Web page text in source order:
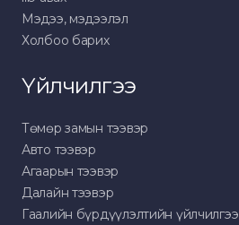
Мэдээ, мэдээлэл
Холбоо барих
Үйлчилгээ
Төмөр замын тээвэр
Авто тээвэр
Агаарын тээвэр
Далайн тээвэр
Гаалийн бүрдүүлэлтийн үйлчилгээ